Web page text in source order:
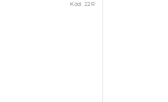
Kód: 22R